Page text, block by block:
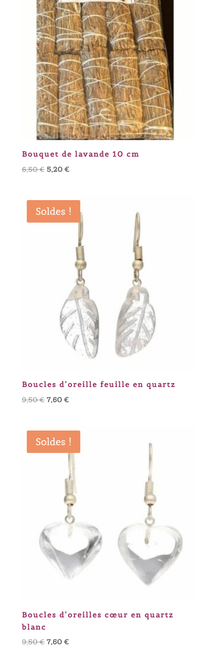
Bouquet de lavande 10 cm
6,50€ Le
était :
6,50 €.
5,20 €Le
est :
5,20 €.
Soldes !
Boucles d’oreille feuille en quartz
9,50€ Le
était :
9,50 €.
7,60 €Le
est :
7,60 €.
Soldes !
Boucles d’oreilles cœur en quartz
blanc
9,50€ Le
7,60 €Le